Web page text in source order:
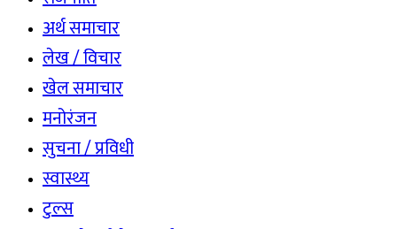
अर्थ समाचार
लेख / विचार
खेल समाचार
मनोरंजन
सुचना / प्रविधी
स्वास्थ्य
टुल्स